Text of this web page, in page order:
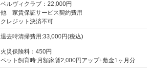
ベルヴィクラブ：22,000円
他 家賃保証サービス契約費用
クレジット決済不可
退去時清掃費用:33,000円(税込)
火災保険料：450円
ペット飼育時:月額家賃2,000円アップ+敷金1ヶ月分